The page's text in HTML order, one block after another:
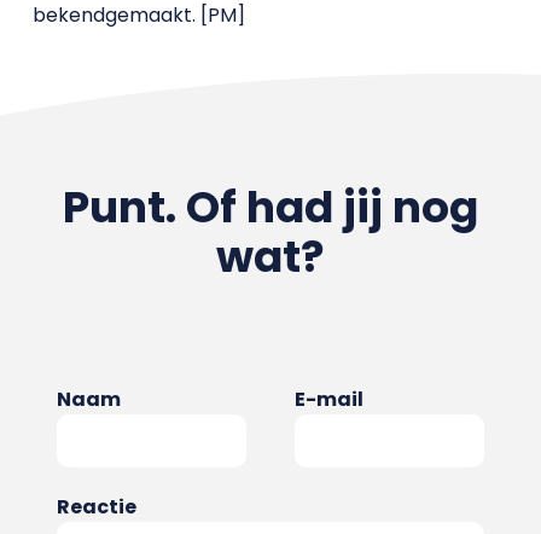
bekendgemaakt. [PM]
Punt. Of had jij nog
wat?
Naam E-mail
Reactie